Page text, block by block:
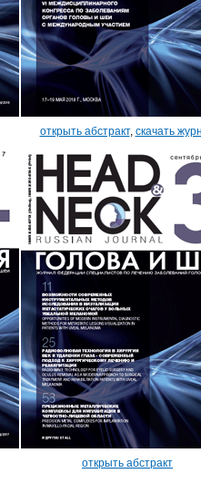
открыть абстракт, скачать
открыть абстракт